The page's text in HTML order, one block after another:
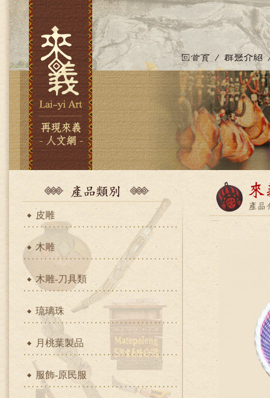
皮雕
木雕
木雕-刀具類
琉璃珠
月桃葉製品
服飾-原民服